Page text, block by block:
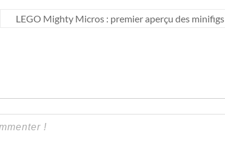
LEGO Mighty Micros : premier aperçu des minifigs